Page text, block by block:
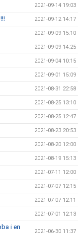
2021-09-14 19:03
2021-09-12 14:17
2021-09-09 15:10
2021-09-09 14:25
2021-09-04 10:15
2021-09-01 15:09
2021-08-31 22:58
2021-08-25 13:10
2021-08-25 12:47
2021-08-23 20:53
2021-08-20 12:00
2021-08-19 15:13
2021-07-11 12:00
2021-07-07 12:15
2021-07-07 12:11
2021-07-01 12:13
i en
2021-06-30 11:37